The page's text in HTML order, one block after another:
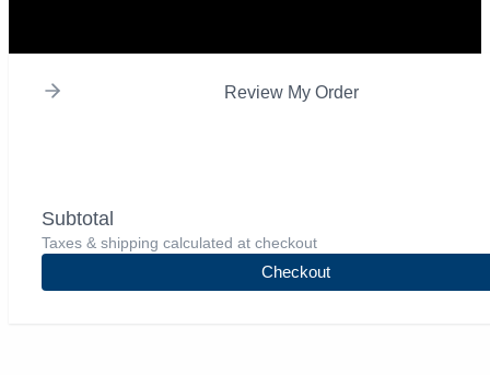
Review My Order
Subtotal
Taxes & shipping calculated at checkout
Checkout